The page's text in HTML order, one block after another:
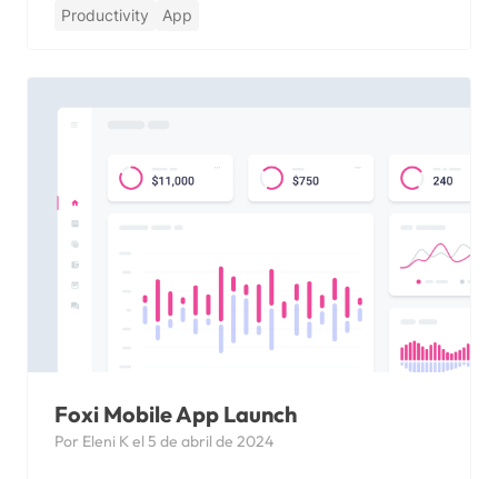
Productivity App
Foxi Mobile App Launch
Por Eleni K el 5 de abril de 2024